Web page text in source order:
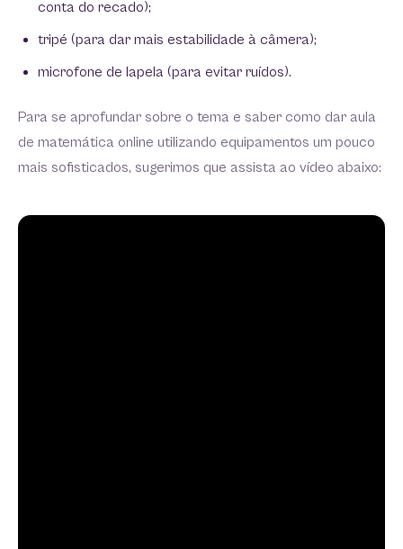
conta do recado);
tripé (para dar mais estabilidade à câmera);
microfone de lapela (para evitar ruídos).
Para se aprofundar sobre o tema e saber como dar aula
de matemática online utilizando equipamentos um pouco
mais sofisticados, sugerimos que assista ao vídeo abaixo: